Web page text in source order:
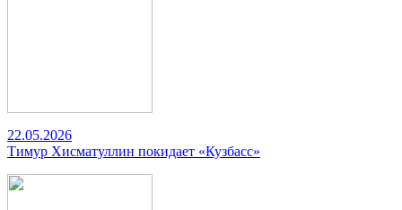
22.05.2026
Тимур Хисматуллин покидает «Кузбасс»